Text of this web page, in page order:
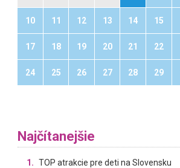
10 11 12 13 14 15
17 18 19 20 21 22
24 25 26 27 28 29
Najčítanejšie
1. TOP atrakcie pre deti na Slovensku